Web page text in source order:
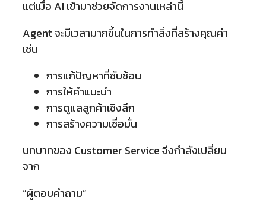
แต่เมื่อ AI เข้ามาช่วยจัดการงานเหล่านี้
Agent จะมีเวลามากขึ้นในการทำสิ่งที่สร้างคุณค่า
เช่น
การแก้ปัญหาที่ซับซ้อน
การให้คำแนะนำ
การดูแลลูกค้าเชิงลึก
การสร้างความเชื่อมั่น
บทบาทของ Customer Service จึงกำลังเปลี่ยน
จาก
“ผู้ตอบคำถาม”